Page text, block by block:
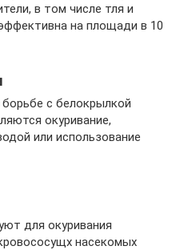
в том числе тля и
на площади в 10
с белокрылкой
окуривание,
или использование
для окуривания
насекомых